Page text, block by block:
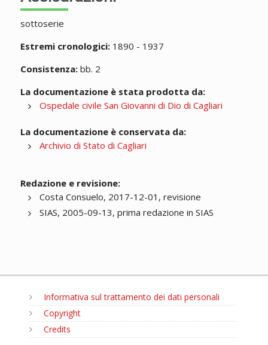
sottoserie
Estremi cronologici:1890 - 1937
Consistenza:bb. 2
La documentazione è stata prodotta da:
Ospedale civile San Giovanni di Dio di Cagliari
La documentazione è conservata da:
Archivio di Stato di Cagliari
Redazione e revisione:
Costa Consuelo, 2017-12-01, revisione
SIAS, 2005-09-13, prima redazione in SIAS
Informativa sul trattamento dei dati personali
Copyright
Credits